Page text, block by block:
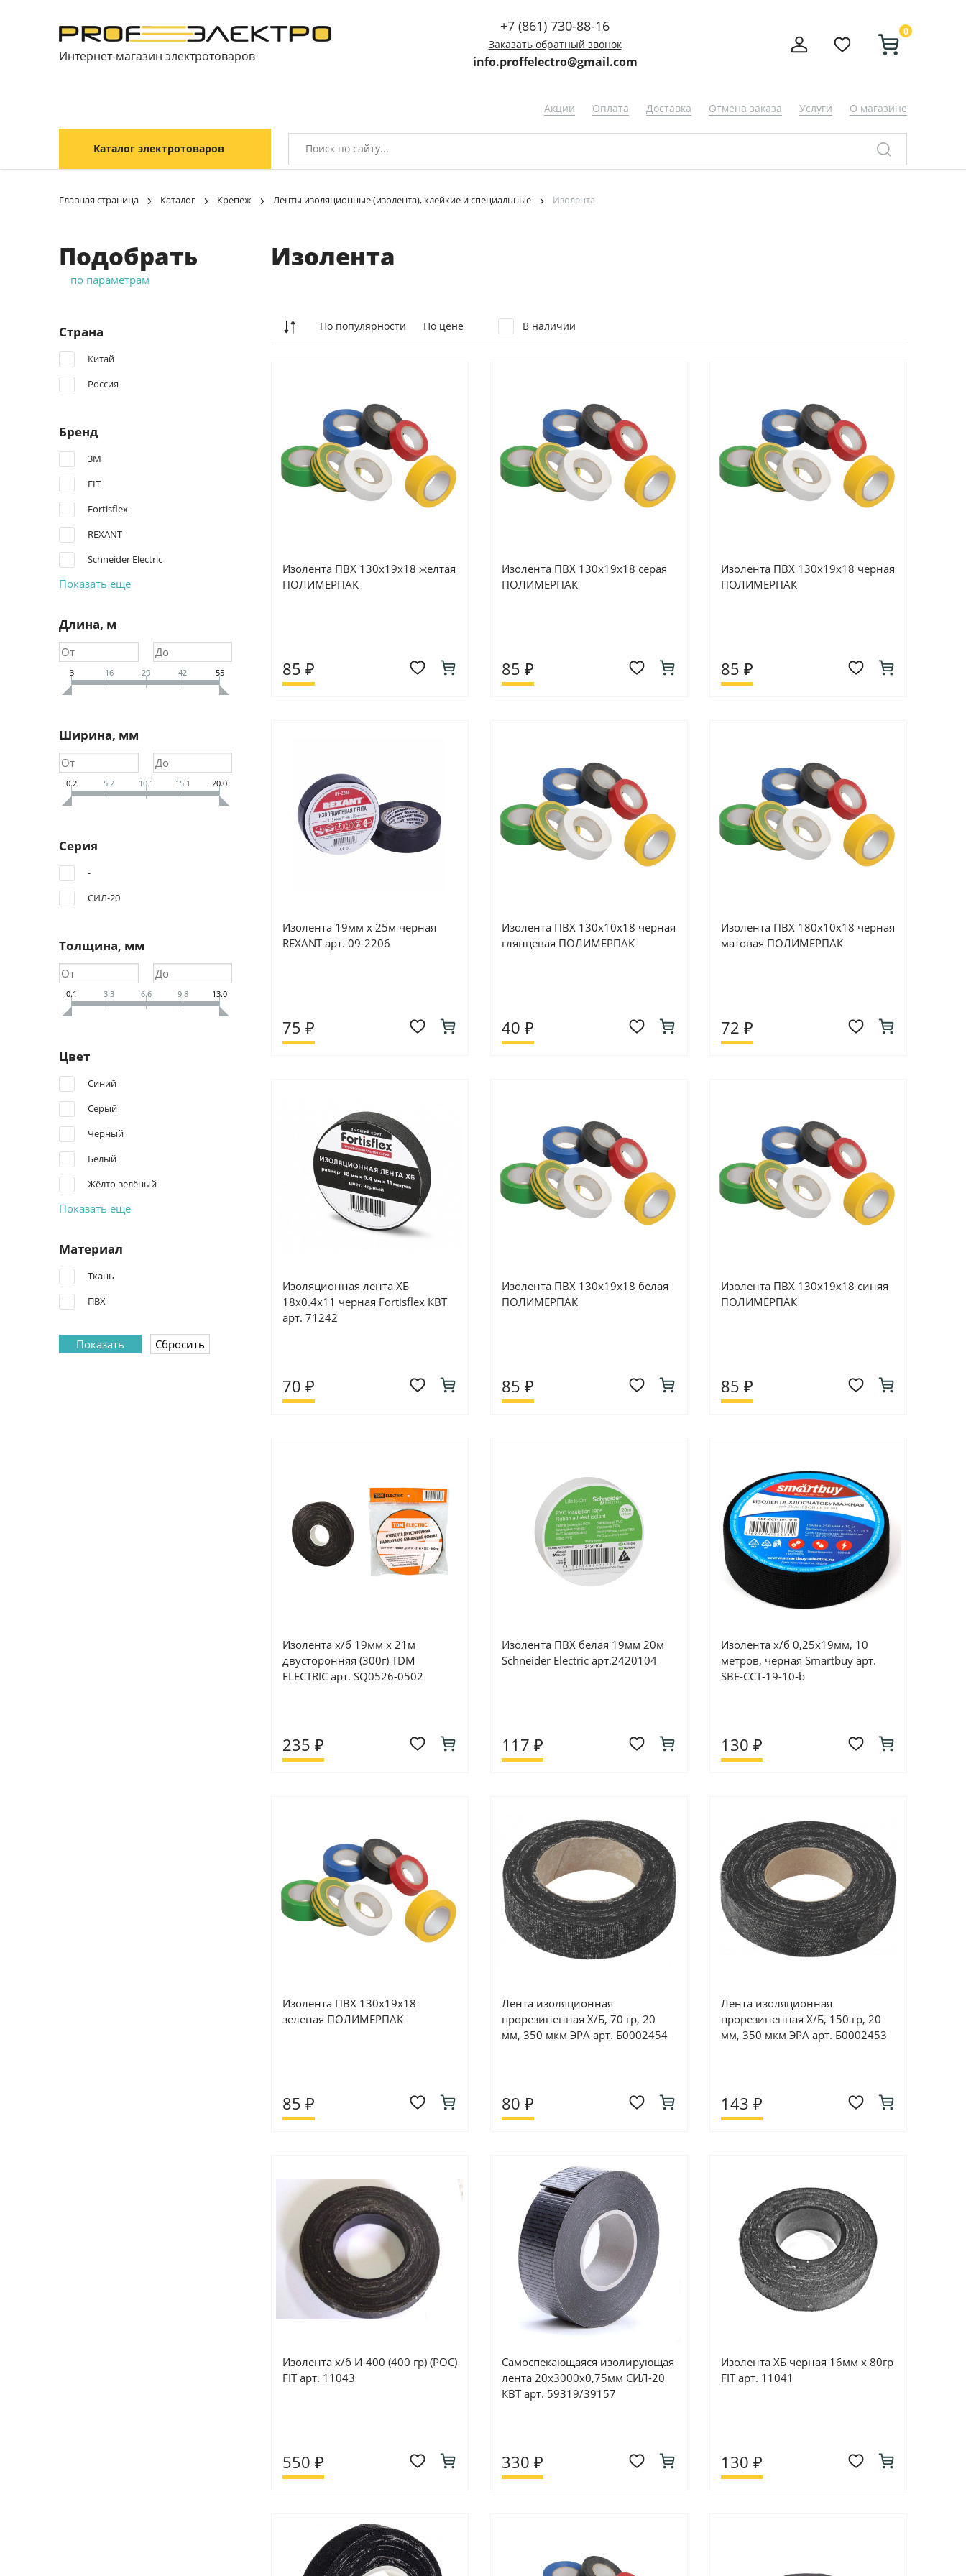
Интернет-магазин электротоваров
+7 (861) 730-88-16
Заказать обратный звонок
info.proffelectro@gmail.com
0
Акции Оплата Доставка Отмена заказа Услуги О магазине
Каталог электротоваров
Главная страница Каталог Крепеж Ленты изоляционные (изолента), клейкие и специальные Изолента
Подобрать
по параметрам
Страна
Китай
Россия
Бренд
3М
FIT
Fortisflex
REXANT
Schneider Electric
Показать еще
Длина, м
3 16 29 42 55
Ширина, мм
0.2 5.2 10.1 15.1 20.0
Серия
-
СИЛ-20
Толщина, мм
0.1 3.3 6.6 9.8 13.0
Цвет
Синий
Серый
Черный
Белый
Жёлто-зелёный
Показать еще
Материал
Ткань
ПВХ
Изолента
По популярности По цене В наличии
Изолента ПВХ 130х19х18 желтая
ПОЛИМЕРПАК
85 ₽
Изолента ПВХ 130х19х18 серая
ПОЛИМЕРПАК
85 ₽
Изолента ПВХ 130х19х18 черная
ПОЛИМЕРПАК
85 ₽
Изолента 19мм х 25м черная
REXANT арт. 09-2206
75 ₽
Изолента ПВХ 130х10х18 черная
глянцевая ПОЛИМЕРПАК
40 ₽
Изолента ПВХ 180х10х18 черная
матовая ПОЛИМЕРПАК
72 ₽
Изоляционная лента ХБ
18х0.4х11 черная Fortisflex КВТ
арт. 71242
70 ₽
Изолента ПВХ 130х19х18 белая
ПОЛИМЕРПАК
85 ₽
Изолента ПВХ 130х19х18 синяя
ПОЛИМЕРПАК
85 ₽
Изолента х/б 19мм х 21м
двусторонняя (300г) TDM
ELECTRIC арт. SQ0526-0502
235 ₽
Изолента ПВХ белая 19мм 20м
Schneider Electric арт.2420104
117 ₽
Изолента х/б 0,25х19мм, 10
метров, черная Smartbuy арт.
SBE-CCT-19-10-b
130 ₽
Изолента ПВХ 130х19х18
зеленая ПОЛИМЕРПАК
85 ₽
Лента изоляционная
прорезиненная Х/Б, 70 гр, 20
мм, 350 мкм ЭРА арт. Б0002454
80 ₽
Лента изоляционная
прорезиненная Х/Б, 150 гр, 20
мм, 350 мкм ЭРА арт. Б0002453
143 ₽
Изолента х/б И-400 (400 гр) (РОС)
FIT арт. 11043
550 ₽
Самоспекающаяся изолирующая
лента 20х3000х0,75мм СИЛ-20
КВТ арт. 59319/39157
330 ₽
Изолента ХБ черная 16мм х 80гр
FIT арт. 11041
130 ₽